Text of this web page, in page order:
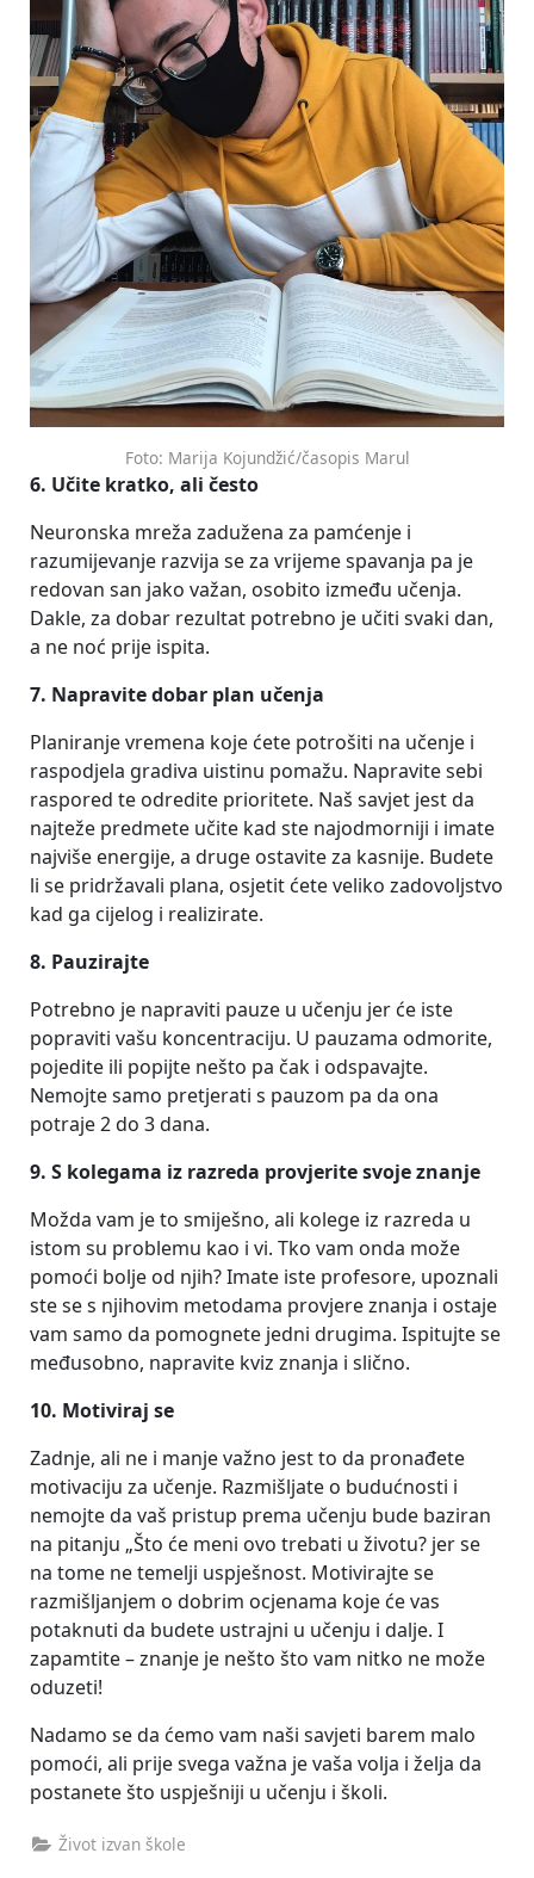
Foto: Marija Kojundžić/časopis Marul
6. Učite kratko, ali često
Neuronska mreža zadužena za pamćenje i
razumijevanje razvija se za vrijeme spavanja pa je
redovan san jako važan, osobito između učenja.
Dakle, za dobar rezultat potrebno je učiti svaki dan,
a ne noć prije ispita.
7. Napravite dobar plan učenja
Planiranje vremena koje ćete potrošiti na učenje i
raspodjela gradiva uistinu pomažu. Napravite sebi
raspored te odredite prioritete. Naš savjet jest da
najteže predmete učite kad ste najodmorniji i imate
najviše energije, a druge ostavite za kasnije. Budete
li se pridržavali plana, osjetit ćete veliko zadovoljstvo
kad ga cijelog i realizirate.
8. Pauzirajte
Potrebno je napraviti pauze u učenju jer će iste
popraviti vašu koncentraciju. U pauzama odmorite,
pojedite ili popijte nešto pa čak i odspavajte.
Nemojte samo pretjerati s pauzom pa da ona
potraje 2 do 3 dana.
9. S kolegama iz razreda provjerite svoje znanje
Možda vam je to smiješno, ali kolege iz razreda u
istom su problemu kao i vi. Tko vam onda može
pomoći bolje od njih? Imate iste profesore, upoznali
ste se s njihovim metodama provjere znanja i ostaje
vam samo da pomognete jedni drugima. Ispitujte se
međusobno, napravite kviz znanja i slično.
10. Motiviraj se
Zadnje, ali ne i manje važno jest to da pronađete
motivaciju za učenje. Razmišljate o budućnosti i
nemojte da vaš pristup prema učenju bude baziran
na pitanju „Što će meni ovo trebati u životu? jer se
na tome ne temelji uspješnost. Motivirajte se
razmišljanjem o dobrim ocjenama koje će vas
potaknuti da budete ustrajni u učenju i dalje. I
zapamtite – znanje je nešto što vam nitko ne može
oduzeti!
Nadamo se da ćemo vam naši savjeti barem malo
pomoći, ali prije svega važna je vaša volja i želja da
postanete što uspješniji u učenju i školi.
Život izvan škole